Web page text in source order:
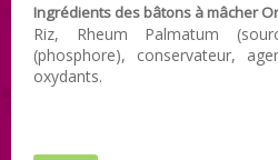
Ingrédients des bâtons à mâcher
Riz, Rheum Palmatum
(phosphore), conservateur,
oxydants.